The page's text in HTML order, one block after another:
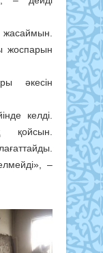
жоспарын
әкесін
келді.
қойсын.
–